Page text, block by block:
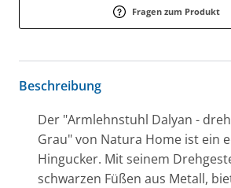
Fragen zum Produkt
Beschreibung
Der "Armlehnstuhl Dalyan -
Grau" von Natura Home ist ein
Hingucker. Mit seinem
schwarzen Füßen aus Metall,